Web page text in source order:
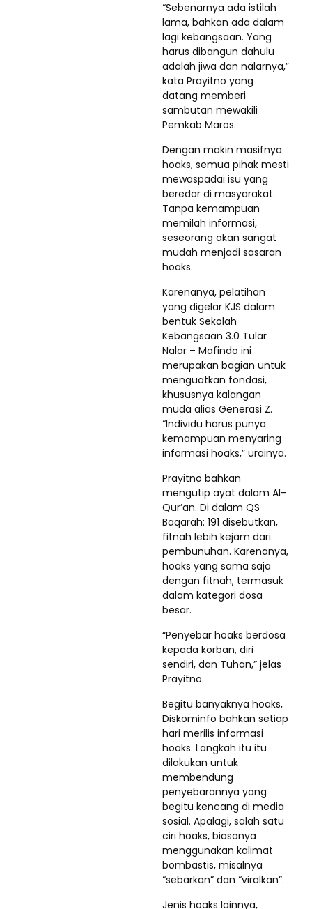
“Sebenarnya ada istilah
lama, bahkan ada dalam
lagi kebangsaan. Yang
harus dibangun dahulu
adalah jiwa dan nalarnya,”
kata Prayitno yang
datang memberi
sambutan mewakili
Pemkab Maros.
Dengan makin masifnya
hoaks, semua pihak mesti
mewaspadai isu yang
beredar di masyarakat.
Tanpa kemampuan
memilah informasi,
seseorang akan sangat
mudah menjadi sasaran
hoaks.
Karenanya, pelatihan
yang digelar KJS dalam
bentuk Sekolah
Kebangsaan 3.0 Tular
Nalar – Mafindo ini
merupakan bagian untuk
menguatkan fondasi,
khususnya kalangan
muda alias Generasi Z.
“Individu harus punya
kemampuan menyaring
informasi hoaks,” urainya.
Prayitno bahkan
mengutip ayat dalam Al-
Qur’an. Di dalam QS
Baqarah: 191 disebutkan,
fitnah lebih kejam dari
pembunuhan. Karenanya,
hoaks yang sama saja
dengan fitnah, termasuk
dalam kategori dosa
besar.
“Penyebar hoaks berdosa
kepada korban, diri
sendiri, dan Tuhan,” jelas
Prayitno.
Begitu banyaknya hoaks,
Diskominfo bahkan setiap
hari merilis informasi
hoaks. Langkah itu itu
dilakukan untuk
membendung
penyebarannya yang
begitu kencang di media
sosial. Apalagi, salah satu
ciri hoaks, biasanya
menggunakan kalimat
bombastis, misalnya
“sebarkan” dan “viralkan”.
Jenis hoaks lainnya,